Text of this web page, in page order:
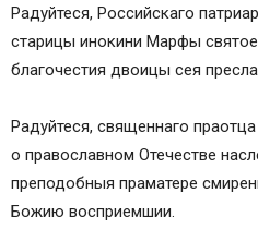
Царственным
царской семьи Романовых”)
Где-то там далеко на
Ина молитва
Радуйтеся, Российскаго
старицы инокини Марфы святое
благочестия двоицы сея
Радуйтеся, священнаго
о православном Отечестве
преподобныя праматере
Божию восприемшии.